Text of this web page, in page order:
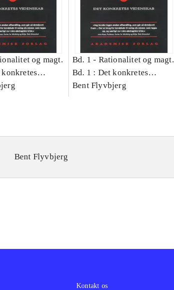
og magt.
Bd. 1 - Rationalitet og magt.
Bd. 1 : Det konkretes
videnskab
Bent Flyvbjerg
Bent Flyvbjerg
Kontakt os